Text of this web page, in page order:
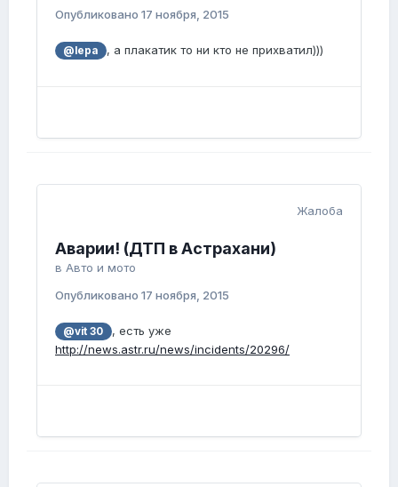
Опубликовано 17 ноября, 2015
@lepa , а плакатик то ни кто не прихватил)))
Жалоба
Аварии! (ДТП в Астрахани)
в Авто и мото
Опубликовано 17 ноября, 2015
@vit 30
, есть уже
http://news.astr.ru/news/incidents/20296/